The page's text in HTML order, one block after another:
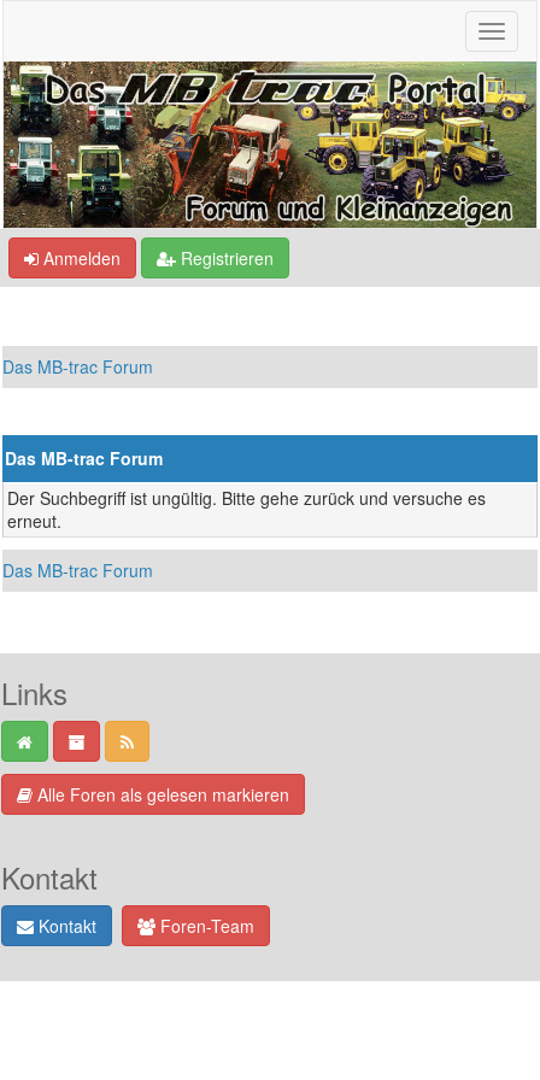
Anmelden Registrieren
Das MB-trac Forum
Das MB-trac Forum
Der Suchbegriff ist ungültig. Bitte gehe zurück und versuche es
erneut.
Das MB-trac Forum
Links
Alle Foren als gelesen markieren
Kontakt
Kontakt Foren-Team